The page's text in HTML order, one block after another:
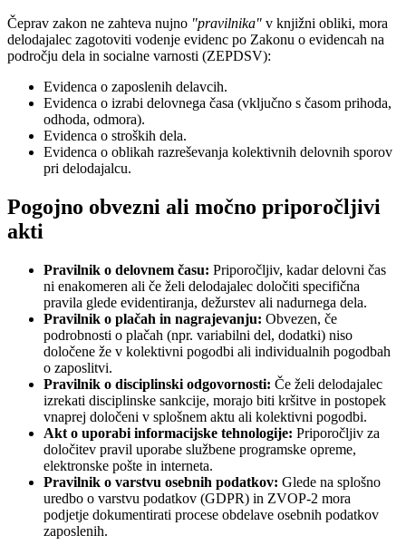
Čeprav zakon ne zahteva nujno "pravilnika" v knjižni obliki, mora
delodajalec zagotoviti vodenje evidenc po Zakonu o evidencah na
področju dela in socialne varnosti (ZEPDSV):
Evidenca o zaposlenih delavcih.
Evidenca o izrabi delovnega časa (vključno s časom prihoda,
odhoda, odmora).
Evidenca o stroških dela.
Evidenca o oblikah razreševanja kolektivnih delovnih sporov
pri delodajalcu.
Pogojno obvezni ali močno priporočljivi
akti
Pravilnik o delovnem času: Priporočljiv, kadar delovni čas
ni enakomeren ali če želi delodajalec določiti specifična
pravila glede evidentiranja, dežurstev ali nadurnega dela.
Pravilnik o plačah in nagrajevanju: Obvezen, če
podrobnosti o plačah (npr. variabilni del, dodatki) niso
določene že v kolektivni pogodbi ali individualnih pogodbah
o zaposlitvi.
Pravilnik o disciplinski odgovornosti: Če želi delodajalec
izrekati disciplinske sankcije, morajo biti kršitve in postopek
vnaprej določeni v splošnem aktu ali kolektivni pogodbi.
Akt o uporabi informacijske tehnologije: Priporočljiv za
določitev pravil uporabe službene programske opreme,
elektronske pošte in interneta.
Pravilnik o varstvu osebnih podatkov: Glede na splošno
uredbo o varstvu podatkov (GDPR) in ZVOP-2 mora
podjetje dokumentirati procese obdelave osebnih podatkov
zaposlenih.